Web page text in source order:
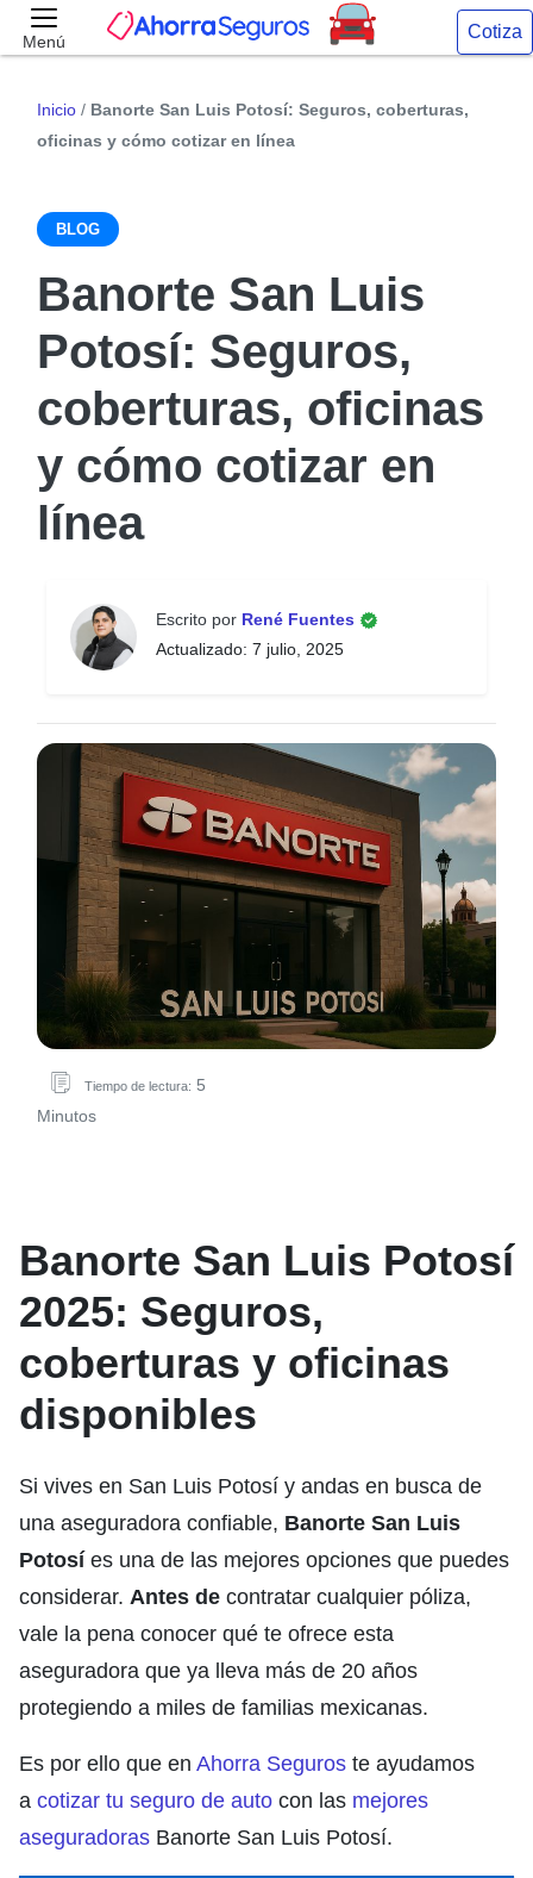
Menú Cotiza
Inicio / Banorte San Luis Potosí: Seguros, coberturas,
oficinas y cómo cotizar en línea
BLOG
Banorte San Luis
Potosí: Seguros,
coberturas, oficinas
y cómo cotizar en
línea
Escrito por René Fuentes
Actualizado: 7 julio, 2025
Tiempo de lectura: 5
Minutos
Banorte San Luis Potosí
2025: Seguros,
coberturas y oficinas
disponibles
Si vives en San Luis Potosí y andas en busca de
una aseguradora confiable, Banorte San Luis
Potosí es una de las mejores opciones que puedes
considerar. Antes de contratar cualquier póliza,
vale la pena conocer qué te ofrece esta
aseguradora que ya lleva más de 20 años
protegiendo a miles de familias mexicanas.
Es por ello que en Ahorra Seguros te ayudamos
a cotizar tu seguro de auto con las mejores
aseguradoras Banorte San Luis Potosí.